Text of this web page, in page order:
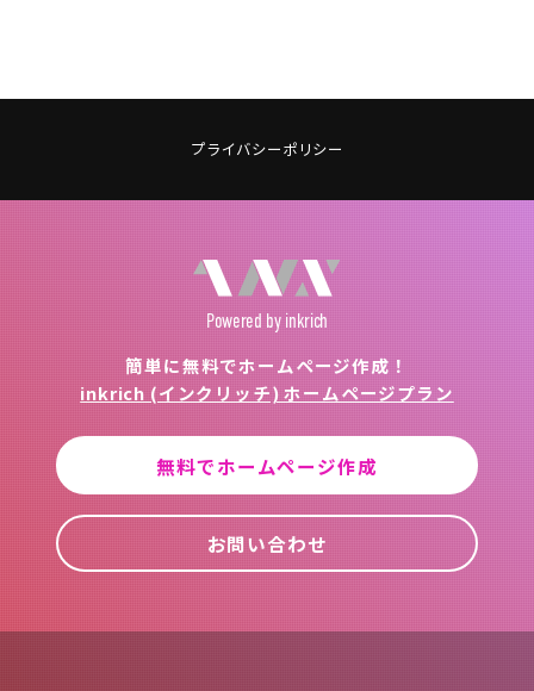
プライバシーポリシー
Powered by inkrich
簡単に無料でホームページ作成！
inkrich (インクリッチ) ホームページプラン
無料でホームページ作成
お問い合わせ